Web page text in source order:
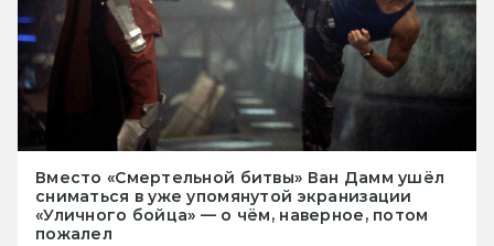
Вместо «Смертельной битвы» Ван Дамм ушёл
сниматься в уже упомянутой экранизации
«Уличного бойца» — о чём, наверное, потом
пожалел